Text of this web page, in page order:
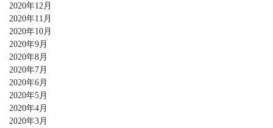
2020年12月
2020年11月
2020年10月
2020年9月
2020年8月
2020年7月
2020年6月
2020年5月
2020年4月
2020年3月